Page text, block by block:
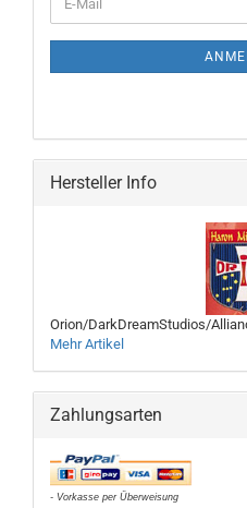
ZUR
Mail
Hersteller Info
Orion/DarkDreamStudios/
Mehr Artikel
Zahlungsarten
- Vorkasse per Überweisung